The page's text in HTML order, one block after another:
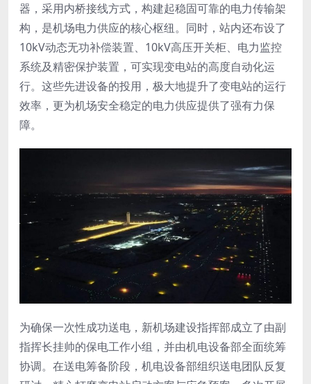
器，采用内桥接线方式，构建起稳固可靠的电力传输架
构，是机场电力供应的核心枢纽。同时，站内还布设了
10kV动态无功补偿装置、10kV高压开关柜、电力监控
系统及精密保护装置，可实现变电站的高度自动化运
行。这些先进设备的投用，极大地提升了变电站的运行
效率，更为机场安全稳定的电力供应提供了强有力保
障。
为确保一次性成功送电，新机场建设指挥部成立了由副
指挥长挂帅的保电工作小组，并由机电设备部全面统筹
协调。在送电筹备阶段，机电设备部组织送电团队反复